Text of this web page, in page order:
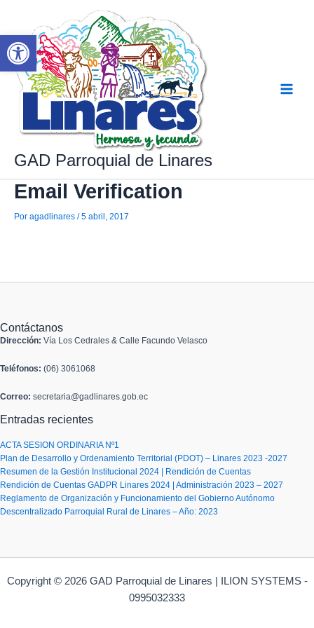
Abrir barra de herramientas
contenido
GAD Parroquial de Linares
Main
Email Verification
Por agadlinares /5 abril, 2017
Contáctanos
Dirección: Vía Los Cedrales & Calle Facundo Velasco
Teléfonos: (06) 3061068
Correo: secretaria@gadlinares.gob.ec
Entradas recientes
ACTA SESION ORDINARIA Nº1
Plan de Desarrollo y Ordenamiento Territorial (PDOT) – Linares 2023 -2027
Resumen de la Gestión Institucional 2024 | Rendición de Cuentas
Rendición de Cuentas GADPR Linares 2024 | Administración 2023 – 2027
Reglamento de Organización y Funcionamiento del Gobierno Autónomo
Descentralizado Parroquial Rural de Linares – Año: 2023
Copyright © 2026 GAD Parroquial de Linares | ILION SYSTEMS -
0995032333